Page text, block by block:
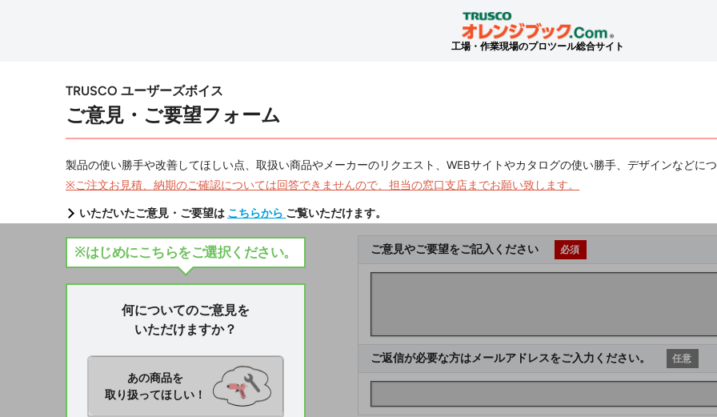
工場・作業現場のプロツール総合サイト
TRUSCO ユーザーズボイス
ご意見・ご要望フォーム
製品の使い勝手や改善してほしい点、取扱い商品やメーカーのリクエスト、WEBサイトやカタログの使い勝手、デザインなどに
※ご注文お見積、納期のご確認については回答できませんので、担当の窓口支店までお願い致します。
いただいたご意見・ご要望は こちらから ご覧いただけます。
※はじめにこちらをご選択ください。
何についてのご意見を
いただけますか？
あの商品を
取り扱ってほしい！
ご意見やご要望をご記入ください 必須
ご返信が必要な方はメールアドレスをご入力ください。 任意